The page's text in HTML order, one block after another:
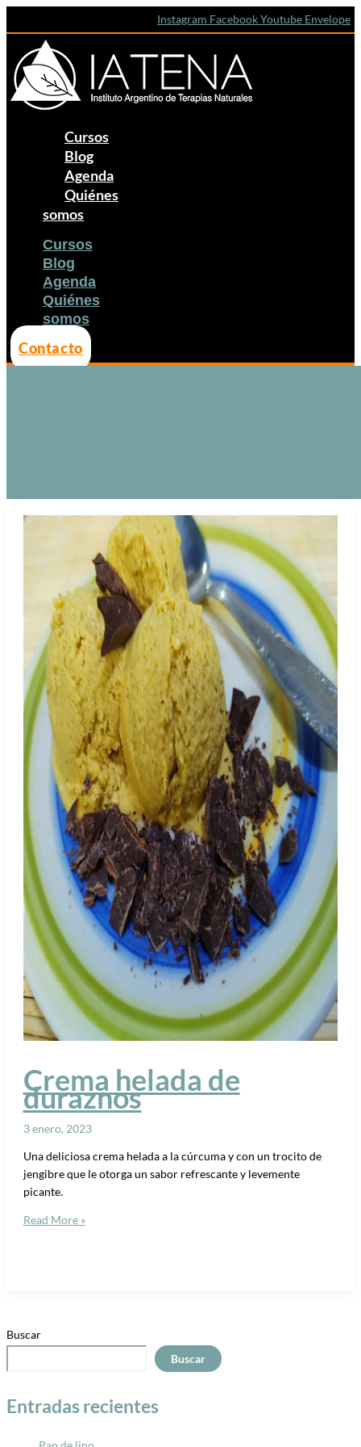
Ir
contenido
Instagram FacebookYoutube Envelope
Cursos
Blog
Agenda
Quiénes
somos
Cursos
Blog
Agenda
Quiénes
somos
Contacto
Crema helada de
duraznos
3 enero, 2023
Una deliciosa crema helada a la cúrcuma y con un trocito de
jengibre que le otorga un sabor refrescante y levemente
picante.
Crema
duraznos
Read More »
Buscar
Buscar
Entradas recientes